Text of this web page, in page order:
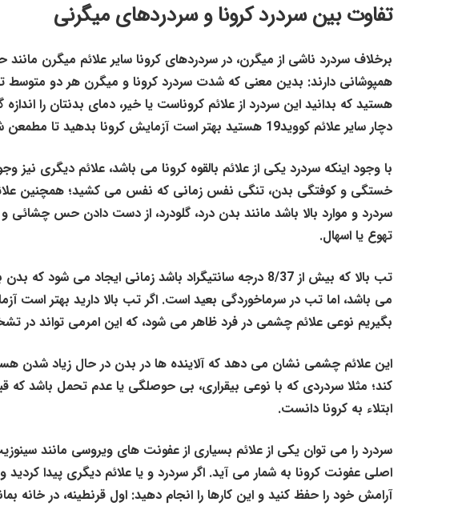
تفاوت بین سردرد کرونا و سردردهای میگرنی
برخلاف سردرد ناشی از میگرن، در سردردهای کرونا سایر علائم میگرن
همپوشانی دارند: بدین معنی که شدت سردرد کرونا و میگرن هر دو متوسط
هستید که بدانید این سردرد از علائم کروناست یا خیر، دمای بدنتان را
دچار سایر علائم کووید19 هستید بهتر است آزمایش کرونا بدهید تا مطمعن شوید.
با وجود اینکه سردرد یکی از علائم بالقوه کرونا می باشد، علائم دیگری
خستگی و کوفتگی بدن، تنگی نفس زمانی که نفس می کشید؛ همچنین
سردرد و موارد بالا باشد مانند بدن درد، گلودرد، از دست دادن حس چشائی
تهوع یا اسهال.
تب بالا که بیش از 8/37 درجه سانتیگراد باشد زمانی ایجاد
بگیریم نوعی علائم چشمی در فرد ظاهر می شود، که این امرمی تواند در
این علائم چشمی نشان می دهد که آلاینده ها در بدن در حال زیاد شدن
کند؛ مثلا سردردی که با نوعی بیقراری، بی حوصلگی یا عدم تحمل باشد که
ابتلاء به کرونا دانست.
سردرد را می توان یکی از علائم بسیاری از عفونت های ویروسی مانند
اصلی عفونت کرونا به شمار می آید. اگر سردرد و یا علائم دیگری پیدا کردید
آرامش خود را حفظ کنید و این کارها را انجام دهید: اول قرنطینه، در خانه